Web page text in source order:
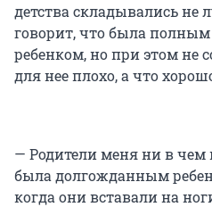
детства складывались не
говорит, что была
ребенком, но при этом не
для нее плохо, а что
— Родители меня ни в чем
была долгожданным
когда они вставали на